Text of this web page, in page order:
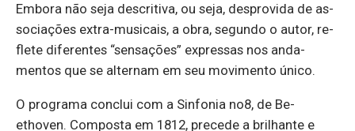
Em­bora não seja des­cri­tiva, ou seja, des­pro­vida de as­
so­ci­a­ções extra-mu­si­cais, a obra, se­gundo o autor, re­
flete di­fe­rentes “sen­sa­ções” ex­pressas nos an­da­
mentos que se al­ternam em seu mo­vi­mento único.
O pro­grama con­clui com a Sin­fonia no8, de Be­
ethoven. Com­posta em 1812, pre­cede a bri­lhante e